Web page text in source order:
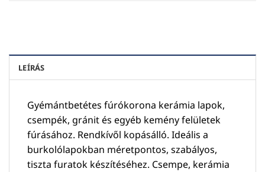
LEÍRÁS
Gyémántbetétes fúrókorona kerámia lapok,
csempék, gránit és egyéb kemény felületek
fúrásához. Rendkívől kopásálló. Ideális a
burkolólapokban méretpontos, szabályos,
tiszta furatok készítéséhez. Csempe, kerámia